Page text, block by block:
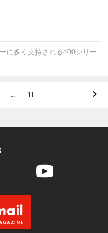
に多く支持される400シリー
… 11